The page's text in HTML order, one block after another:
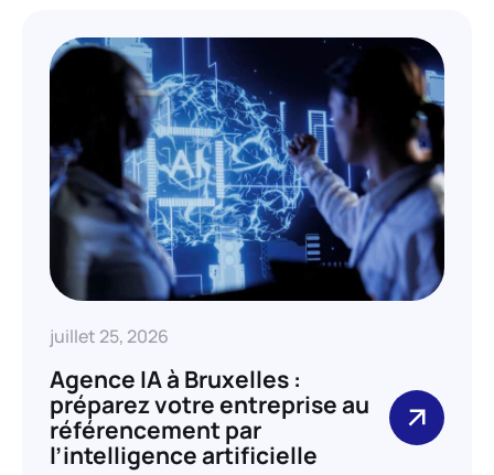
juillet 25, 2026
Agence IA à Bruxelles :
préparez votre entreprise au
référencement par
l’intelligence artificielle